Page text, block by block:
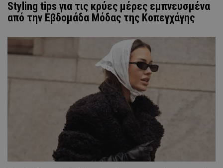
Styling tips για τις κρύες μέρες εμπνευσμένα
από την Εβδομάδα Μόδας της Κοπεγχάγης